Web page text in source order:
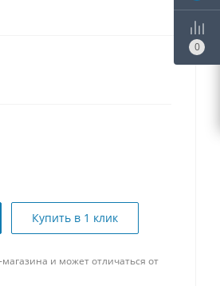
Купить в 1 клик
и может отличаться от
0